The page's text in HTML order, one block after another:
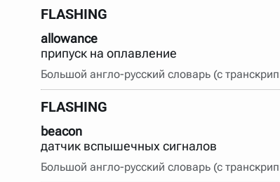
FLASHING
allowance
припуск на оплавление
Большой англо-русский словарь (с
FLASHING
beacon
датчик вспышечных сигналов
Большой англо-русский словарь (с